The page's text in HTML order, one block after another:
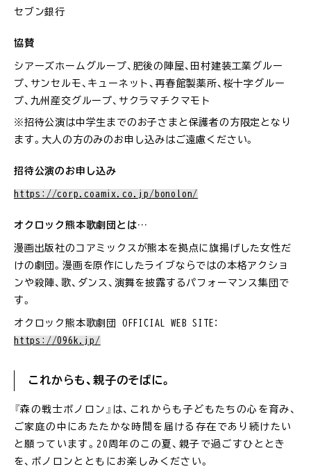
セブン銀行
協賛
シアーズホームグループ、肥後の陣屋、田村建装工業グルー
プ、サンセルモ、キューネット、再春館製薬所、桜十字グルー
プ、九州産交グループ、サクラマチクマモト
※招待公演は中学生までのお子さまと保護者の方限定となり
ます。大人の方のみのお申し込みはご遠慮ください。
招待公演のお申し込み
https://corp.coamix.co.jp/bonolon/
オクロック熊本歌劇団とは…
漫画出版社のコアミックスが熊本を拠点に旗揚げした女性だ
けの劇団。漫画を原作にしたライブならではの本格アクショ
ンや殺陣、歌、ダンス、演舞を披露するパフォーマンス集団で
す。
オクロック熊本歌劇団 OFFICIAL WEB SITE：
https://096k.jp/
これからも、親子のそばに。
『森の戦士ボノロン』は、これからも子どもたちの心を育み、
ご家庭の中にあたたかな時間を届ける存在であり続けたい
と願っています。20周年のこの夏、親子で過ごすひととき
を、ボノロンとともにお楽しみください。